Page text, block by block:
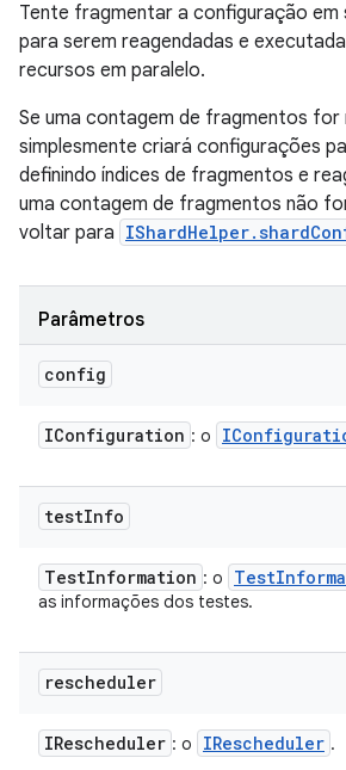
Tente fragmentar a configuração em
para serem reagendadas e
recursos em paralelo.
Se uma contagem de fragmentos for
simplesmente criará configurações
definindo índices de fragmentos e
uma contagem de fragmentos não
voltar para
Parâmetros
config
IConfiguration : o
testInfo
TestInformation : o Test
as informações dos testes.
rescheduler
IRescheduler : o IRescheduler .